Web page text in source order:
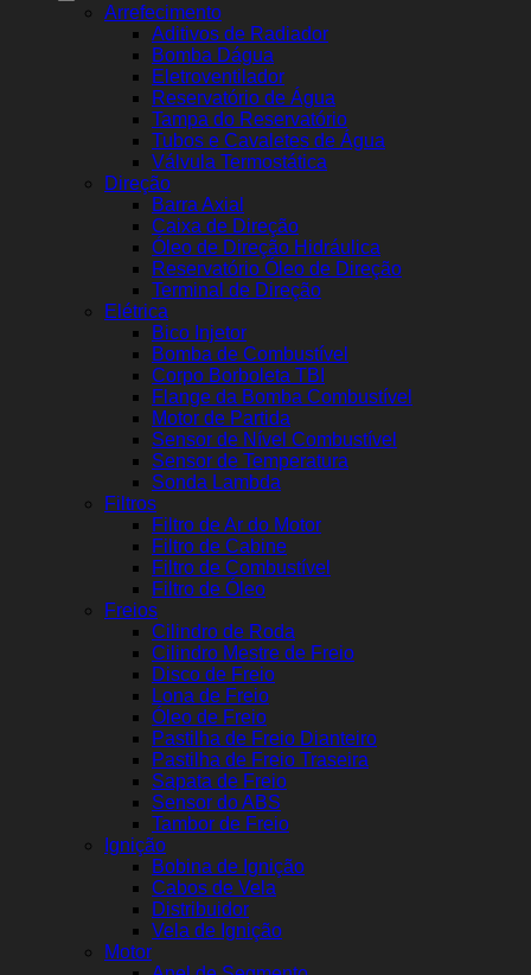
Arrefecimento
Aditivos de Radiador
Bomba Dágua
Eletroventilador
Reservatório de Água
Tampa do Reservatório
Tubos e Cavaletes de Água
Válvula Termostática
Direção
Barra Axial
Caixa de Direção
Óleo de Direção Hidráulica
Reservatório Óleo de Direção
Terminal de Direção
Elétrica
Bico Injetor
Bomba de Combustível
Corpo Borboleta TBI
Flange da Bomba Combustível
Motor de Partida
Sensor de Nível Combustível
Sensor de Temperatura
Sonda Lambda
Filtros
Filtro de Ar do Motor
Filtro de Cabine
Filtro de Combustível
Filtro de Óleo
Freios
Cilindro de Roda
Cilindro Mestre de Freio
Disco de Freio
Lona de Freio
Óleo de Freio
Pastilha de Freio Dianteiro
Pastilha de Freio Traseira
Sapata de Freio
Sensor do ABS
Tambor de Freio
Ignição
Bobina de Ignição
Cabos de Vela
Distribuidor
Vela de Ignição
Motor